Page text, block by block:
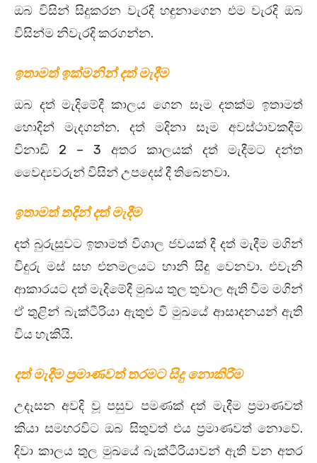
ඔබ විසින් සිදුකරන වැරදි හඳුනාගෙන එම වැරදි ඔබ
විසින්ම නිවැරදි කරගන්න.
ඉතාමත් ඉක්මනින් දත් මැදීම
ඔබ දත් මැදිමේදී කාලය ගෙන සෑම දතක්ම ඉතාමත්
හොදින් මැදගන්න. දත් මදිනා සෑම අවස්ථාවකදීම
විනාඩි 2 – 3 අතර කාලයක් දත් මැදීමට දන්ත
වෛද්‍යවරුන් විසින් උපදෙස් දී තිබෙනවා.
ඉතාමත් තදින් දත් මැදීම
දත් බුරුසුවට ඉතාමත් විශාල ජවයක් දී දත් මැදීම මගින්
විදුරු මස් සහ එනමලයට හානි සිදු වෙනවා. එවැනි
ආකාරයට දත් මැදිමේදී මුඛය තුල තුවාල ඇති වීම මගින්
ඒ තුළින් බැක්ටීරියා ඇතුළු වී මුඛයේ ආසාදනයන් ඇති
විය හැකියි.
දත් මැදීම ප්‍රමාණවත් තරමට සිදු නොකිරීම
උදෑසන අවදි වූ පසුව පමණක් දත් මැදීම ප්‍රමාණවත්
කියා සමහරවිට ඔබ සිතුවත් එය ප්‍රමාණවත් නොවේ.
දිවා කාලය තුල මුඛයේ බැක්ටීරියාවන් ඇති වන අතර